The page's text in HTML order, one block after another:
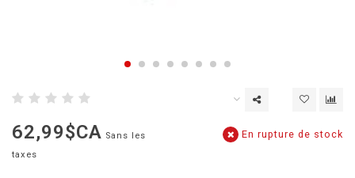
62,99$CA Sans les
taxes
En rupture de stock